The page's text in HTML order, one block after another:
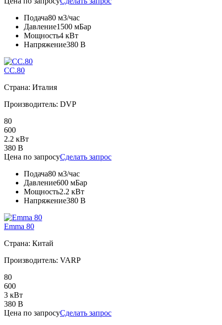
Подача80 м3/час
Давление1500 мБар
Мощность4 кВт
Напряжение380 В
CC.80
Страна: Италия
Производитель: DVP
80
600
2.2 кВт
380 В
Цена по запросуСделать запрос
Подача80 м3/час
Давление600 мБар
Мощность2.2 кВт
Напряжение380 В
Emma 80
Страна: Китай
Производитель: VARP
80
600
3 кВт
380 В
Цена по запросуСделать запрос